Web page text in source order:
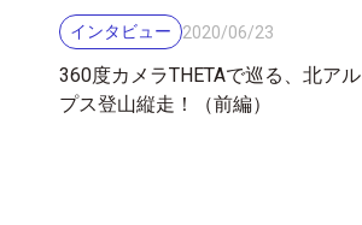
インタビュー 2020/06/23
360度カメラTHETAで巡る、北アル
プス登山縦走！（前編）